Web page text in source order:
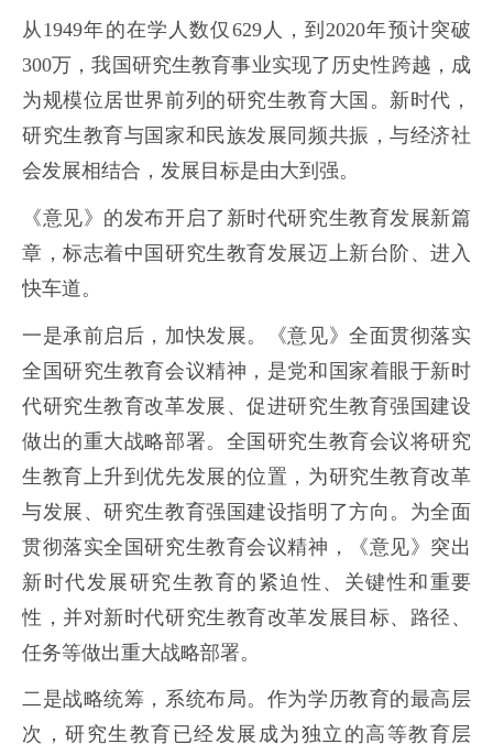
从1949年的在学人数仅629人，到2020年预计突破
300万，我国研究生教育事业实现了历史性跨越，成
为规模位居世界前列的研究生教育大国。新时代，
研究生教育与国家和民族发展同频共振，与经济社
会发展相结合，发展目标是由大到强。
《意见》的发布开启了新时代研究生教育发展新篇
章，标志着中国研究生教育发展迈上新台阶、进入
快车道。
一是承前启后，加快发展。《意见》全面贯彻落实
全国研究生教育会议精神，是党和国家着眼于新时
代研究生教育改革发展、促进研究生教育强国建设
做出的重大战略部署。全国研究生教育会议将研究
生教育上升到优先发展的位置，为研究生教育改革
与发展、研究生教育强国建设指明了方向。为全面
贯彻落实全国研究生教育会议精神，《意见》突出
新时代发展研究生教育的紧迫性、关键性和重要
性，并对新时代研究生教育改革发展目标、路径、
任务等做出重大战略部署。
二是战略统筹，系统布局。作为学历教育的最高层
次，研究生教育已经发展成为独立的高等教育层